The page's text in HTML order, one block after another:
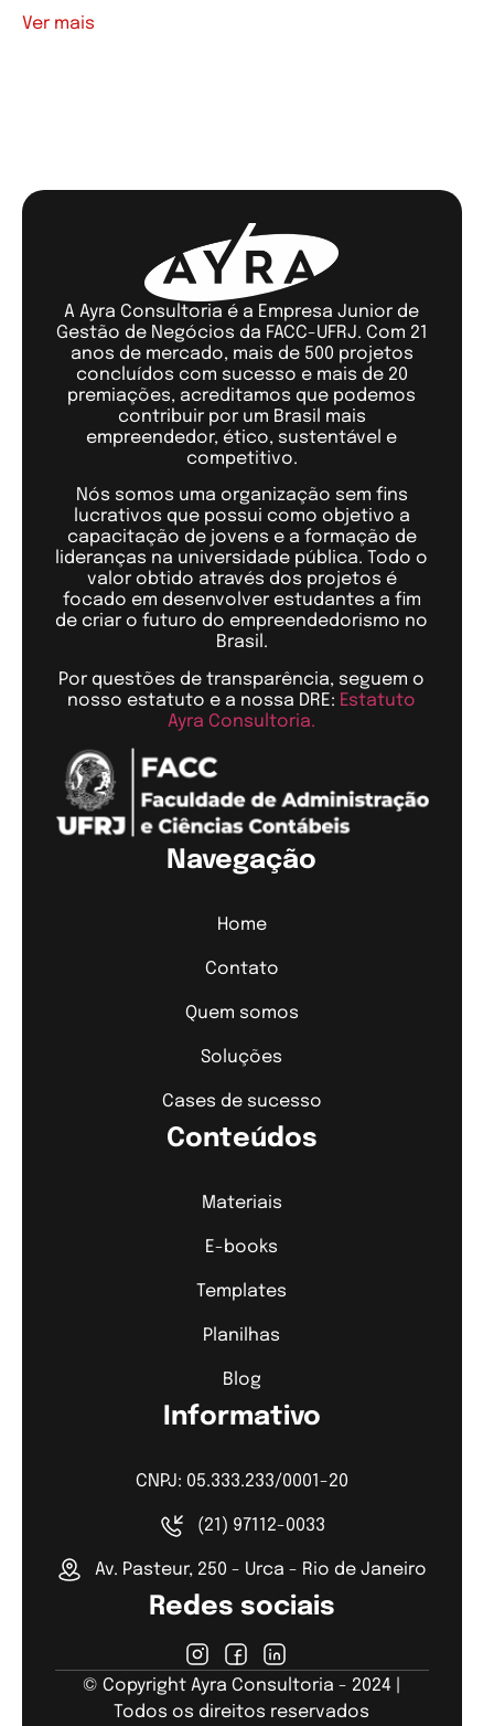
Ver mais
A Ayra Consultoria é a Empresa Junior de
Gestão de Negócios da FACC-UFRJ. Com 21
anos de mercado, mais de 500 projetos
concluídos com sucesso e mais de 20
premiações, acreditamos que podemos
contribuir por um Brasil mais
empreendedor, ético, sustentável e
competitivo.
Nós somos uma organização sem fins
lucrativos que possui como objetivo a
capacitação de jovens e a formação de
lideranças na universidade pública. Todo o
valor obtido através dos projetos é
focado em desenvolver estudantes a fim
de criar o futuro do empreendedorismo no
Brasil.
Por questões de transparência, seguem o
nosso estatuto e a nossa DRE: Estatuto
Ayra Consultoria.
Navegação
Home
Contato
Quem somos
Soluções
Cases de sucesso
Conteúdos
Materiais
E-books
Templates
Planilhas
Blog
Informativo
CNPJ: 05.333.233/0001-20
(21) 97112-0033
Av. Pasteur, 250 - Urca - Rio de Janeiro
Redes sociais
© Copyright Ayra Consultoria - 2024 |
Todos os direitos reservados